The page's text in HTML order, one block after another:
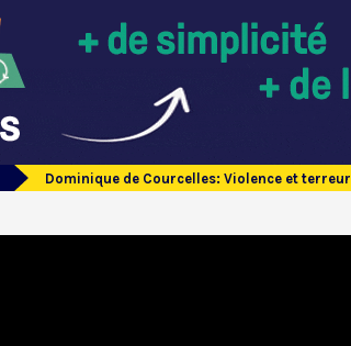
Dominique de Courcelles: Violence et terreur